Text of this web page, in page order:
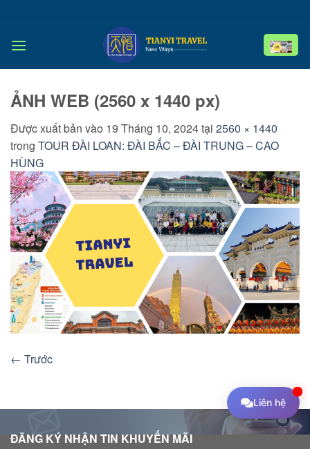
nội
ẢNH WEB (2560 x 1440 px)
Được xuất bản vào 19 Tháng 10, 2024tại 2560 × 1440
trong TOUR ĐÀI LOAN: ĐÀI BẮC – ĐÀI TRUNG – CAO
HÙNG
← Trước
ĐĂNG KÝ NHẬN TIN KHUYẾN MÃI
Liên hệ